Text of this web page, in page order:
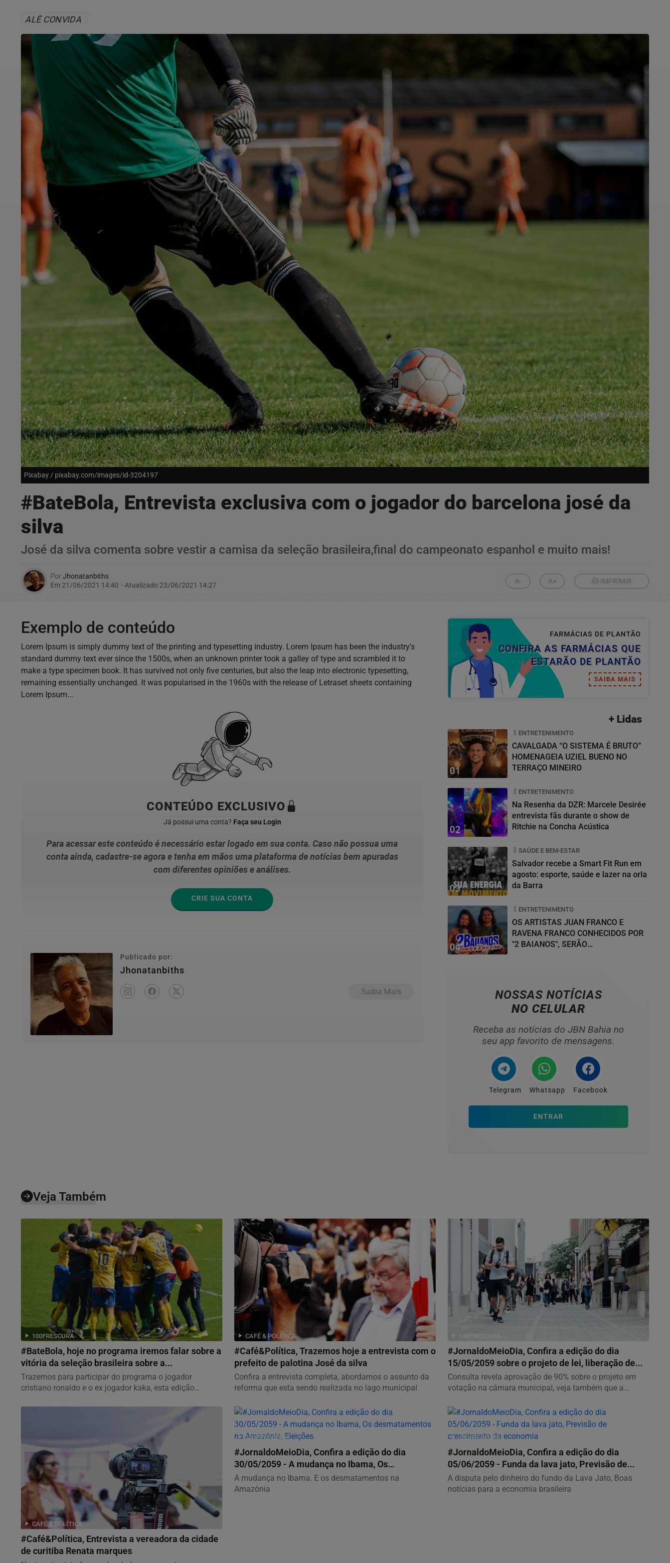
ALÊ CONVIDA
Pixabay / pixabay.com/images/id-3204197
#BateBola, Entrevista exclusiva com o jogador do barcelona josé da
silva
José da silva comenta sobre vestir a camisa da seleção brasileira,final do campeonato espanhol e muito mais!
PorJhonatanbiths
Em 21/06/2021 14:40 - Atualizado 23/06/2021 14:27 A- A+ IMPRIMIR
Exemplo de conteúdo
Lorem Ipsum is simply dummy text of the printing and typesetting industry. Lorem Ipsum has been the industry's
standard dummy text ever since the 1500s, when an unknown printer took a galley of type and scrambled it to
make a type specimen book. It has survived not only five centuries, but also the leap into electronic typesetting,
remaining essentially unchanged. It was popularised in the 1960s with the release of Letraset sheets containing
Lorem Ipsum...
CONTEÚDO EXCLUSIVO
Já possui uma conta? Faça seu Login
Para acessar este conteúdo é necessário estar logado em sua conta. Caso não possua uma
conta ainda, cadastre-se agora e tenha em mãos uma plataforma de notícias bem apuradas
com diferentes opiniões e análises.
CRIE SUA CONTA
Publicado por:
Jhonatanbiths
Saiba Mais
FARMÁCIAS DE PLANTÃO
CONFIRA AS FARMÁCIAS QUE
ESTARÃO DE PLANTÃO
SAIBA MAIS
+ Lidas
01
ENTRETENIMENTO
CAVALGADA “O SISTEMA É BRUTO”
HOMENAGEIA UZIEL BUENO NO
TERRAÇO MINEIRO
02
ENTRETENIMENTO
Na Resenha da DZR: Marcele Desirée
entrevista fãs durante o show de
Ritchie na Concha Acústica
03
SAÚDE E BEM-ESTAR
Salvador recebe a Smart Fit Run em
agosto: esporte, saúde e lazer na orla
da Barra
04
ENTRETENIMENTO
OS ARTISTAS JUAN FRANCO E
RAVENA FRANCO CONHECIDOS POR
"2 BAIANOS", SERÃO
NOSSAS NOTÍCIAS
NO CELULAR
Receba as notícias do JBN Bahia no
seu app favorito de mensagens.
Telegram Whatsapp Facebook
ENTRAR
Veja Também
100FRESCURA
#BateBola, hoje no programa iremos falar sobre a
vitória da seleção brasileira sobre a...
Trazemos para participar do programa o jogador
cristiano ronaldo e o ex jogador kaka, esta edição
CAFÉ & POLÍTICA
#Café&Política, Trazemos hoje a entrevista com o
prefeito de palotina José da silva
Confira a entrevista completa, abordamos o assunto da
reforma que esta sendo realizada no lago municipal
100FRESCURA
#JornaldoMeioDia, Confira a edição do dia
15/05/2059 sobre o projeto de lei, liberação de...
Consulta revela aprovação de 90% sobre o projeto em
votação na câmara municipal, veja também que a...
CAFÉ & POLÍTICA
#Café&Política, Entrevista a vereadora da cidade
de curitiba Renata marques
100FRESCURA
#JornaldoMeioDia, Confira a edição do dia
30/05/2059 - A mudança no Ibama, Os
desmatamentos na...
A mudança no Ibama. E os desmatamentos na
Amazônia
100FRESCURA
#JornaldoMeioDia, Confira a edição do dia
05/06/2059 - Funda da lava jato, Previsão de...
A disputa pelo dinheiro do fundo da Lava Jato, Boas
notícias para a economia brasileira